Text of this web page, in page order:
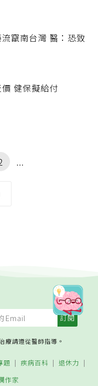
竄南台灣 醫：恐致
健保擬給付
療請遵從醫師指導。
題 疾病百科
退休力
作家